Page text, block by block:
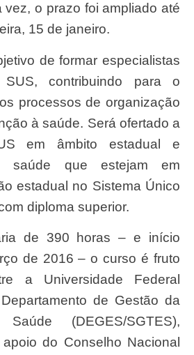
vez, o prazo foi ampliado até
15 de janeiro.
contribuindo para o
processos de organização
à saúde. Será ofertado a
em âmbito estadual e
saúde que estejam em
estadual no Sistema Único
diploma superior.
de 2016 – o curso é fruto
a Universidade Federal
de Gestão da
(DEGES/SGTES),
do Conselho Nacional